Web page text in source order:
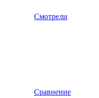
Смотрели
Сравнение